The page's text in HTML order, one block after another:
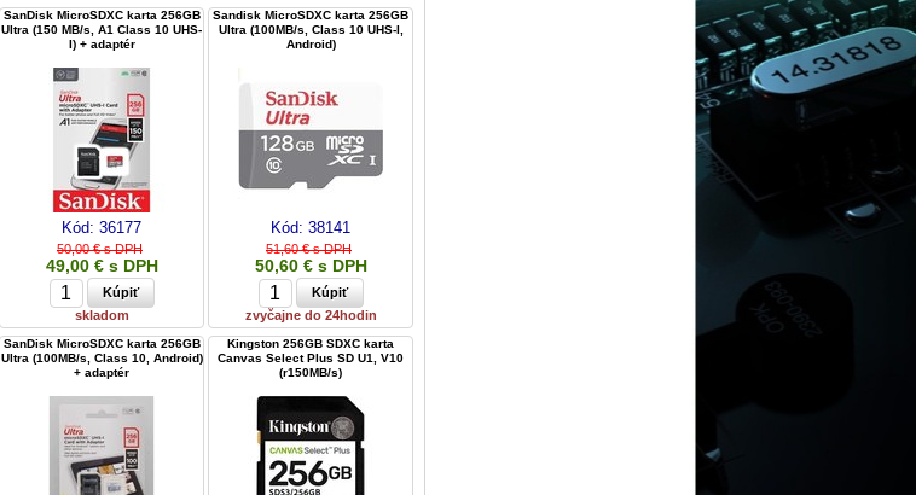
SanDisk MicroSDXC karta 256GB
Ultra (150 MB/s, A1 Class 10 UHS-
I) + adaptér
Kód: 36177
50,00 € s DPH
49,00 € s DPH
skladom
Sandisk MicroSDXC karta 256GB
Ultra (100MB/s, Class 10 UHS-I,
Android)
Kód: 38141
51,60 € s DPH
50,60 € s DPH
zvyčajne do 24hodin
SanDisk MicroSDXC karta 256GB
Ultra (100MB/s, Class 10, Android)
+ adaptér
Kingston 256GB SDXC karta
Canvas Select Plus SD U1, V10
(r150MB/s)